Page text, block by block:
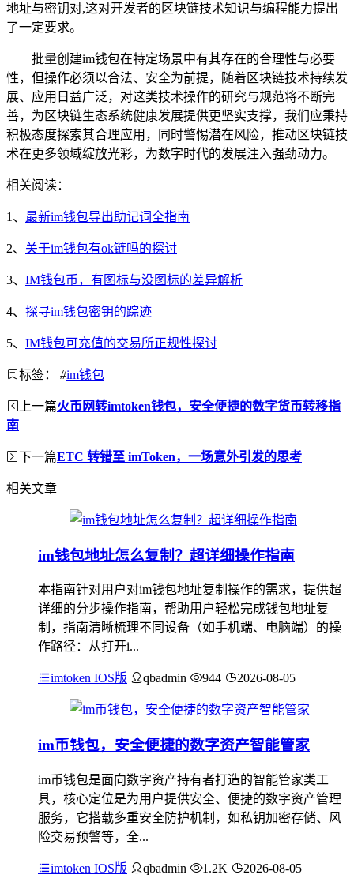
地址与密钥对,这对开发者的区块链技术知识与编程能力提出
了一定要求。
批量创建im钱包在特定场景中有其存在的合理性与必要
性，但操作必须以合法、安全为前提，随着区块链技术持续发
展、应用日益广泛，对这类技术操作的研究与规范将不断完
善，为区块链生态系统健康发展提供更坚实支撑，我们应秉持
积极态度探索其合理应用，同时警惕潜在风险，推动区块链技
术在更多领域绽放光彩，为数字时代的发展注入强劲动力。
相关阅读：
1、 最新im钱包导出助记词全指南
2、 关于im钱包有ok链吗的探讨
3、 IM钱包币，有图标与没图标的差异解析
4、 探寻im钱包密钥的踪迹
5、 IM钱包可充值的交易所正规性探讨
标签： #im钱包
上一篇火币网转imtoken钱包，安全便捷的数字货币转移指
南
下一篇ETC 转错至 imToken，一场意外引发的思考
相关文章
im钱包地址怎么复制？超详细操作指南
本指南针对用户对im钱包地址复制操作的需求，提供超
详细的分步操作指南，帮助用户轻松完成钱包地址复
制，指南清晰梳理不同设备（如手机端、电脑端）的操
作路径：从打开i...
imtoken IOS版 qbadmin 944 2026-08-05
im币钱包，安全便捷的数字资产智能管家
im币钱包是面向数字资产持有者打造的智能管家类工
具，核心定位是为用户提供安全、便捷的数字资产管理
服务，它搭载多重安全防护机制，如私钥加密存储、风
险交易预警等，全...
imtoken IOS版 qbadmin 1.2K 2026-08-05